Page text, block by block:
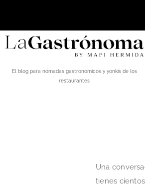
El blog para nómadas gastronómicos y yonkis de los
restaurantes
Una
tienes